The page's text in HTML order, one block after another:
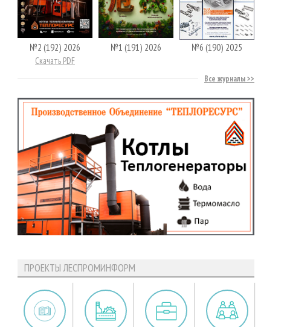
№2 (192) 2026
Скачать PDF
№1 (191) 2026 №6 (190) 2025
Все журналы
ПРОЕКТЫ ЛЕСПРОМИНФОРМ